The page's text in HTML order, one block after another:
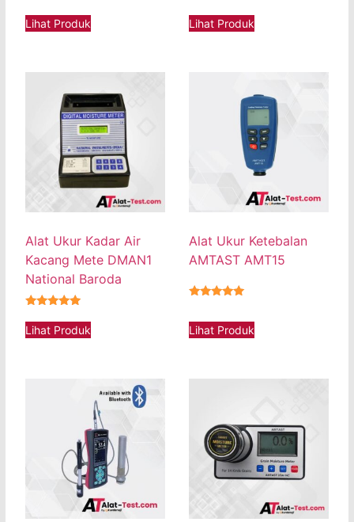
Lihat Produk Lihat Produk
Alat Ukur Kadar Air
Kacang Mete DMAN1
National Baroda
Lihat Produk
Alat Ukur Ketebalan
AMTAST AMT15
Lihat Produk